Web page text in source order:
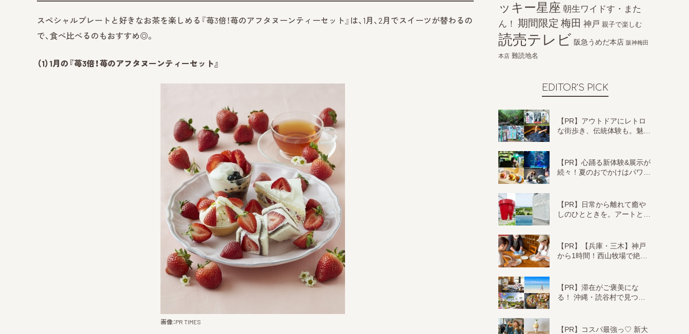
スペシャルプレートと好きなお茶を楽しめる『苺3倍！苺のアフタヌーンティーセット』は、1月、2月でスイーツが替わるの
で、食べ比べるのもおすすめ◎。
（1）1月の『苺3倍！苺のアフタヌーンティーセット』
画像：PR TIMES
ッキー星座 朝生ワイドす・また
ん！ 期間限定 梅田 神戸 親子で楽しむ
読売テレビ 阪急うめだ本店 阪神梅田
本店 難読地名
EDITOR'S PICK
【PR】アウトドアにレトロ
な街歩き、伝統体験も。魅…
【PR】心踊る新体験&展示が
続々！夏のおでかけはパワ…
【PR】日常から離れて癒や
しのひとときを。アートと…
【PR】【兵庫・三木】神戸
から1時間！西山牧場で絶…
【PR】滞在がご褒美にな
る！ 沖縄・読谷村で見つ…
【PR】コスパ最強っ♡ 新大